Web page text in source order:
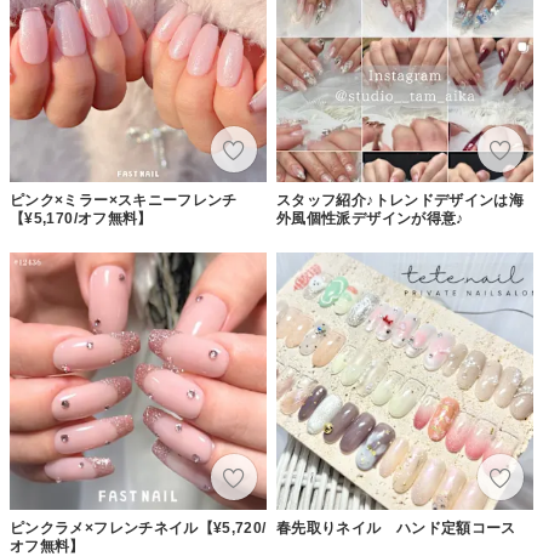
ピンク×ミラー×スキニーフレンチ
【¥5,170/オフ無料】
スタッフ紹介♪トレンドデザインは海
外風個性派デザインが得意♪
ピンクラメ×フレンチネイル【¥5,720/
オフ無料】
春先取りネイル ハンド定額コース